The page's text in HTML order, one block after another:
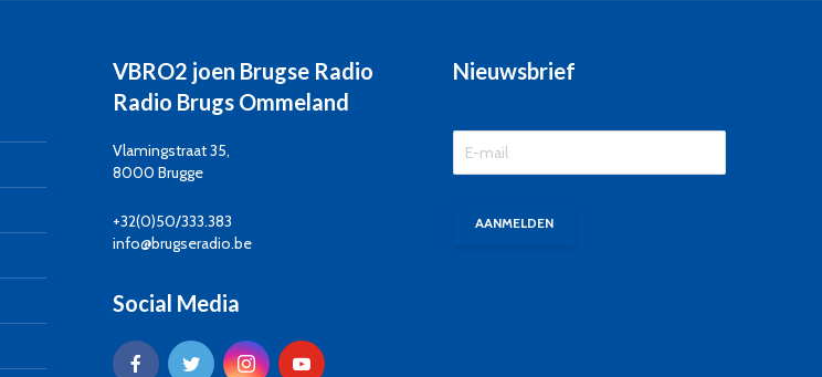
VBRO2 joen Brugse Radio
Radio Brugs Ommeland
Vlamingstraat 35,
8000 Brugge
+32(0)50/333.383
info@brugseradio.be
Social Media
Nieuwsbrief